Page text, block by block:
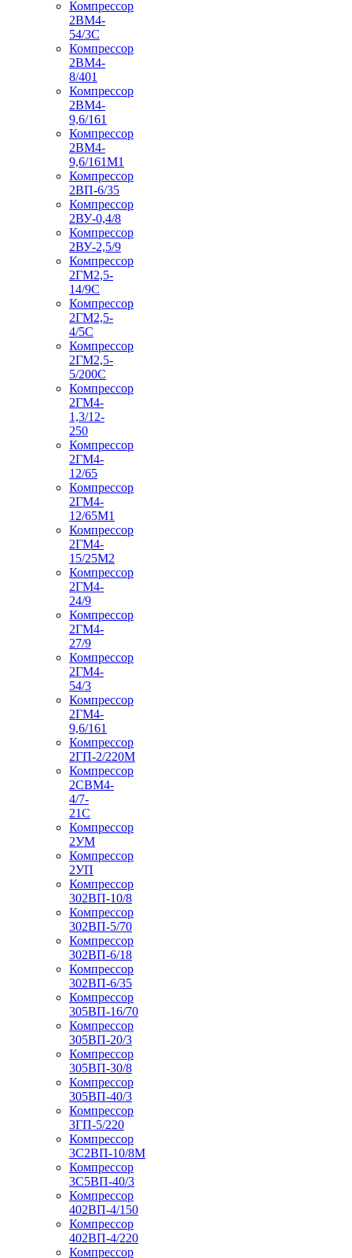
Компрессор
2ВМ4-
54/3С
Компрессор
2ВМ4-
8/401
Компрессор
2ВМ4-
9,6/161
Компрессор
2ВМ4-
9,6/161М1
Компрессор
2ВП-6/35
Компрессор
2ВУ-0,4/8
Компрессор
2ВУ-2,5/9
Компрессор
2ГМ2,5-
14/9С
Компрессор
2ГМ2,5-
4/5С
Компрессор
2ГМ2,5-
5/200С
Компрессор
2ГМ4-
1,3/12-
250
Компрессор
2ГМ4-
12/65
Компрессор
2ГМ4-
12/65М1
Компрессор
2ГМ4-
15/25М2
Компрессор
2ГМ4-
24/9
Компрессор
2ГМ4-
27/9
Компрессор
2ГМ4-
54/3
Компрессор
2ГМ4-
9,6/161
Компрессор
2ГП-2/220М
Компрессор
2СВМ4-
4/7-
21С
Компрессор
2УМ
Компрессор
2УП
Компрессор
302ВП-10/8
Компрессор
302ВП-5/70
Компрессор
302ВП-6/18
Компрессор
302ВП-6/35
Компрессор
305ВП-16/70
Компрессор
305ВП-20/3
Компрессор
305ВП-30/8
Компрессор
305ВП-40/3
Компрессор
3ГП-5/220
Компрессор
3С2ВП-10/8М
Компрессор
3С5ВП-40/3
Компрессор
402ВП-4/150
Компрессор
402ВП-4/220
Компрессор